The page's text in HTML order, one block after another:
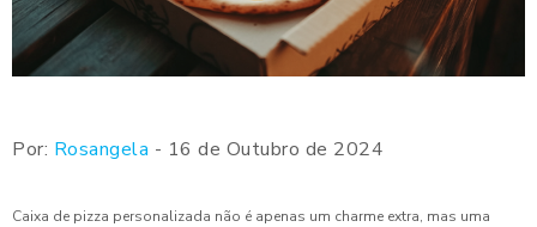
Por: Rosangela - 16 de Outubro de 2024
Caixa de pizza personalizada não é apenas um charme extra, mas uma